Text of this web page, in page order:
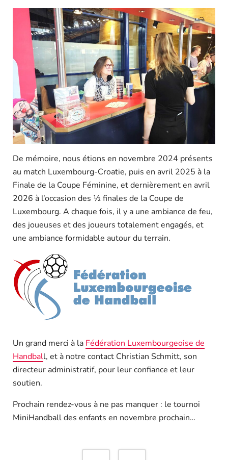
De mémoire, nous étions en novembre 2024 présents
au match Luxembourg-Croatie, puis en avril 2025 à la
Finale de la Coupe Féminine, et dernièrement en avril
2026 à l’occasion des ½ finales de la Coupe de
Luxembourg. A chaque fois, il y a une ambiance de feu,
des joueuses et des joueurs totalement engagés, et
une ambiance formidable autour du terrain.
Un grand merci à la Fédération Luxembourgeoise de
Handball, et à notre contact Christian Schmitt, son
directeur administratif, pour leur confiance et leur
soutien.
Prochain rendez-vous à ne pas manquer : le tournoi
MiniHandball des enfants en novembre prochain…